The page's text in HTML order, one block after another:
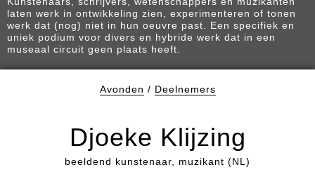
laten werk in ontwikkeling zien, experimenteren of tonen
werk dat (nog) niet in hun oeuvre past. Een specifiek en
uniek podium voor divers en hybride werk dat in een
museaal circuit geen plaats heeft.
Avonden / Deelnemers
Djoeke Klijzing
beeldend kunstenaar, muzikant (NL)